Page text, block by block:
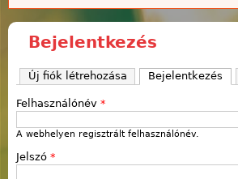
Bejelentkezés
Új fiók létrehozása Bejelentkezés
Felhasználónév *
A webhelyen regisztrált felhasználónév.
Jelszó *